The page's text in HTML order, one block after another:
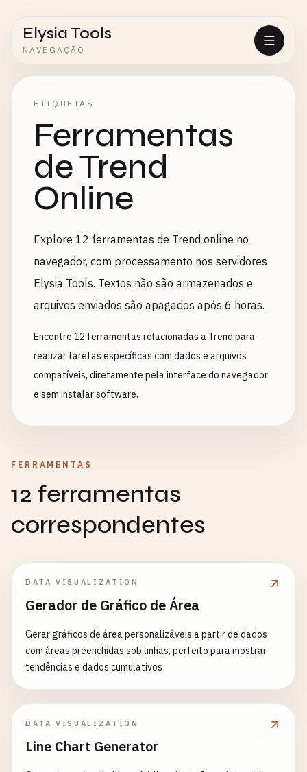
Elysia Tools
NAVEGAÇÃO
ETIQUETAS
Ferramentas
de Trend
Online
Explore 12 ferramentas de Trend online no
navegador, com processamento nos servidores
Elysia Tools. Textos não são armazenados e
arquivos enviados são apagados após 6 horas.
Encontre 12 ferramentas relacionadas a Trend para
realizar tarefas específicas com dados e arquivos
compatíveis, diretamente pela interface do navegador
e sem instalar software.
FERRAMENTAS
12 ferramentas
correspondentes
DATA VISUALIZATION
Gerador de Gráfico de Área
Gerar gráficos de área personalizáveis a partir de dados
com áreas preenchidas sob linhas, perfeito para mostrar
tendências e dados cumulativos
DATA VISUALIZATION
Line Chart Generator